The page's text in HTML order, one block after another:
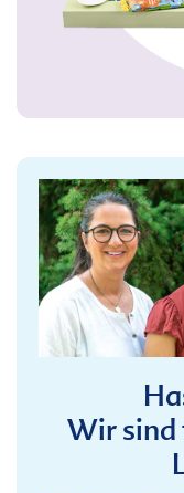
Wir sind